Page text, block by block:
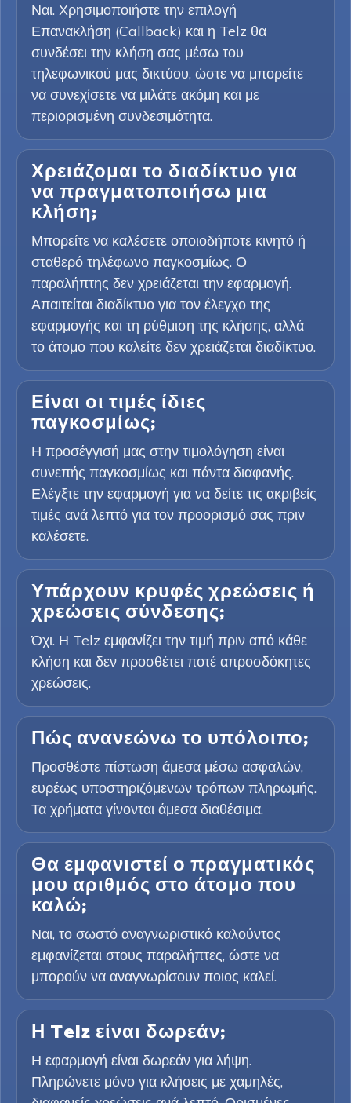
Ναι. Χρησιμοποιήστε την επιλογή
Επανακλήση (Callback) και η Telz θα
συνδέσει την κλήση σας μέσω του
τηλεφωνικού μας δικτύου, ώστε να μπορείτε
να συνεχίσετε να μιλάτε ακόμη και με
περιορισμένη συνδεσιμότητα.
Χρειάζομαι το διαδίκτυο για
να πραγματοποιήσω μια
κλήση;
Μπορείτε να καλέσετε οποιοδήποτε κινητό ή
σταθερό τηλέφωνο παγκοσμίως. Ο
παραλήπτης δεν χρειάζεται την εφαρμογή.
Απαιτείται διαδίκτυο για τον έλεγχο της
εφαρμογής και τη ρύθμιση της κλήσης, αλλά
το άτομο που καλείτε δεν χρειάζεται διαδίκτυο.
Είναι οι τιμές ίδιες
παγκοσμίως;
Η προσέγγισή μας στην τιμολόγηση είναι
συνεπής παγκοσμίως και πάντα διαφανής.
Ελέγξτε την εφαρμογή για να δείτε τις ακριβείς
τιμές ανά λεπτό για τον προορισμό σας πριν
καλέσετε.
Υπάρχουν κρυφές χρεώσεις ή
χρεώσεις σύνδεσης;
Όχι. Η Telz εμφανίζει την τιμή πριν από κάθε
κλήση και δεν προσθέτει ποτέ απροσδόκητες
χρεώσεις.
Πώς ανανεώνω το υπόλοιπο;
Προσθέστε πίστωση άμεσα μέσω ασφαλών,
ευρέως υποστηριζόμενων τρόπων πληρωμής.
Τα χρήματα γίνονται άμεσα διαθέσιμα.
Θα εμφανιστεί ο πραγματικός
μου αριθμός στο άτομο που
καλώ;
Ναι, το σωστό αναγνωριστικό καλούντος
εμφανίζεται στους παραλήπτες, ώστε να
μπορούν να αναγνωρίσουν ποιος καλεί.
Η Telz είναι δωρεάν;
Η εφαρμογή είναι δωρεάν για λήψη.
Πληρώνετε μόνο για κλήσεις με χαμηλές,